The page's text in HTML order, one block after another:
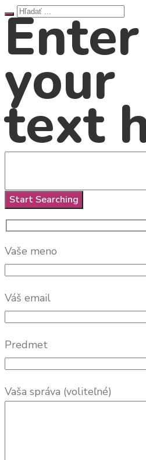
Enter
your
text
Vaše meno
Váš email
Predmet
Vaša správa (voliteľné)